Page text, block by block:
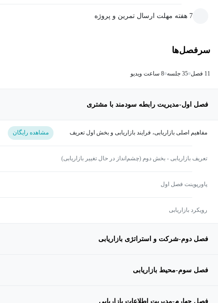
7 هفته مهلت ارسال تمرین و پروژه
سرفصل‌ها
11 فصل 35 جلسه 8 ساعت ویدیو
فصل اول-مدیریت رابطه سودمند با مشتری
مفاهیم اصلی بازاریابی، فرایند بازاریابی و بخش اول تعریف
مشاهده رایگان
تعریف بازاریابی - بخش دوم (چشم‌انداز در حال تغییر بازاریابی)
پاورپوینت فصل اول
رویکرد بازاریابی
فصل دوم-شرکت و استراتژی بازاریابی
فصل سوم-محیط بازاریابی
فصل چهارم-مدیریت اطلاعات بازاریابی